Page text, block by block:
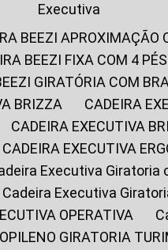
Executiva
BEEZI APROXIMAÇÃO
BEEZI FIXA COM 4
GIRATÓRIA COM
BRIZZA
CADEIRA
CADEIRA EXECUTIVA
CADEIRA EXECUTIVA
Executiva Giratoria
Cadeira Executiva
OPERATIVA
GIRATORIA